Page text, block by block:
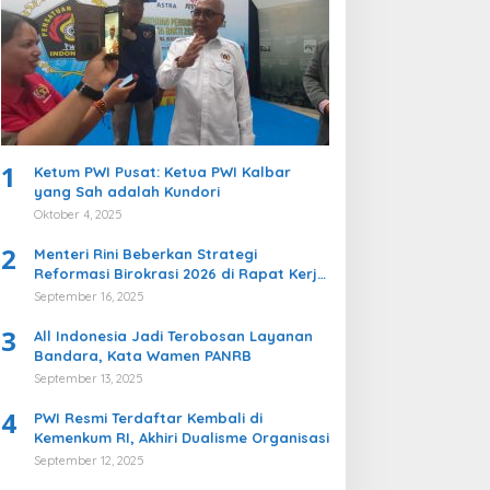
1
Ketum PWI Pusat: Ketua PWI Kalbar
yang Sah adalah Kundori
Oktober 4, 2025
2
Menteri Rini Beberkan Strategi
Reformasi Birokrasi 2026 di Rapat Kerja
Komisi II DPR
September 16, 2025
3
All Indonesia Jadi Terobosan Layanan
Bandara, Kata Wamen PANRB
September 13, 2025
4
PWI Resmi Terdaftar Kembali di
Kemenkum RI, Akhiri Dualisme Organisasi
September 12, 2025